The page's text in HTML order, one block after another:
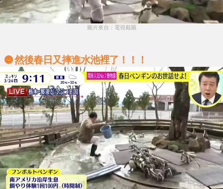
圖片來自：電視截圖
然後春日又摔進水池裡了！！！